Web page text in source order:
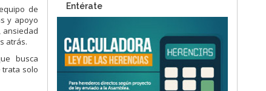
de
y apoyo
ansiedad
atrás.
busca
trata solo
Entérate